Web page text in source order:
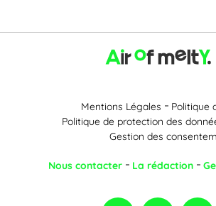
Mentions Légales
Politique
Politique de protection des
Gestion des
Nous contacter La rédaction